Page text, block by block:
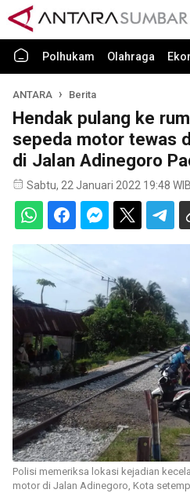
Polhukam Olahraga
ANTARA Berita
Hendak pulang ke
sepeda motor tewas
di Jalan Adinegoro
Sabtu, 22 Januari 2022 19:48 WIB
Polisi memeriksa lokasi kejadian
motor di Jalan Adinegoro, Kota